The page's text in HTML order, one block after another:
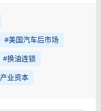
#美国汽车后市场
#换油连锁
业资本